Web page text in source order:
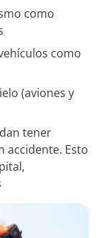
como
como
(aviones y
tener
accidente. Esto